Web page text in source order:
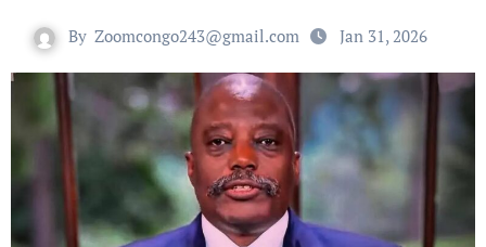
By Zoomcongo243@gmail.com Jan 31, 2026